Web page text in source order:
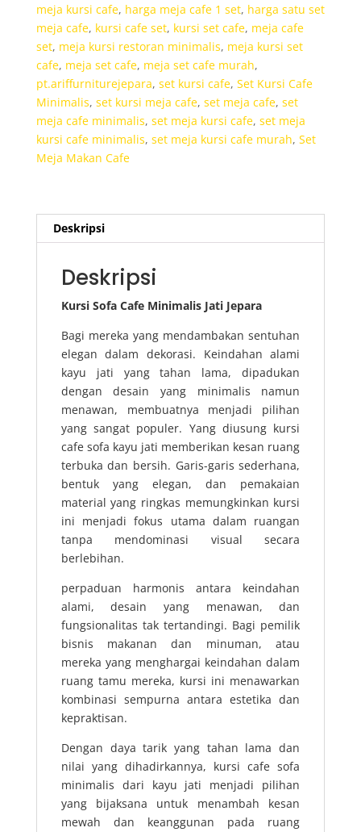
meja kursi cafe, harga meja cafe 1 set, harga satu set
meja cafe, kursi cafe set, kursi set cafe, meja cafe
set, meja kursi restoran minimalis, meja kursi set
cafe, meja set cafe, meja set cafe murah,
pt.ariffurniturejepara, set kursi cafe, Set Kursi Cafe
Minimalis, set kursi meja cafe, set meja cafe, set
meja cafe minimalis, set meja kursi cafe, set meja
kursi cafe minimalis, set meja kursi cafe murah, Set
Meja Makan Cafe
Deskripsi
Deskripsi
Kursi Sofa Cafe Minimalis Jati Jepara
Bagi mereka yang mendambakan sentuhan
elegan dalam dekorasi. Keindahan alami
kayu jati yang tahan lama, dipadukan
dengan desain yang minimalis namun
menawan, membuatnya menjadi pilihan
yang sangat populer. Yang diusung kursi
cafe sofa kayu jati memberikan kesan ruang
terbuka dan bersih. Garis-garis sederhana,
bentuk yang elegan, dan pemakaian
material yang ringkas memungkinkan kursi
ini menjadi fokus utama dalam ruangan
tanpa mendominasi visual secara
berlebihan.
perpaduan harmonis antara keindahan
alami, desain yang menawan, dan
fungsionalitas tak tertandingi. Bagi pemilik
bisnis makanan dan minuman, atau
mereka yang menghargai keindahan dalam
ruang tamu mereka, kursi ini menawarkan
kombinasi sempurna antara estetika dan
kepraktisan.
Dengan daya tarik yang tahan lama dan
nilai yang dihadirkannya, kursi cafe sofa
minimalis dari kayu jati menjadi pilihan
yang bijaksana untuk menambah kesan
mewah dan keanggunan pada ruang